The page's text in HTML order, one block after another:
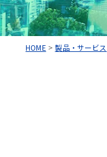
HOME >製品・サービス